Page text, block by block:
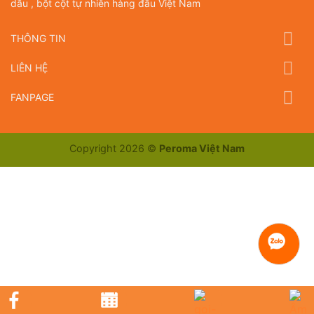
dầu , bột cột tự nhiên hàng đầu Việt Nam
THÔNG TIN
LIÊN HỆ
FANPAGE
Copyright 2026 © Peroma Việt Nam